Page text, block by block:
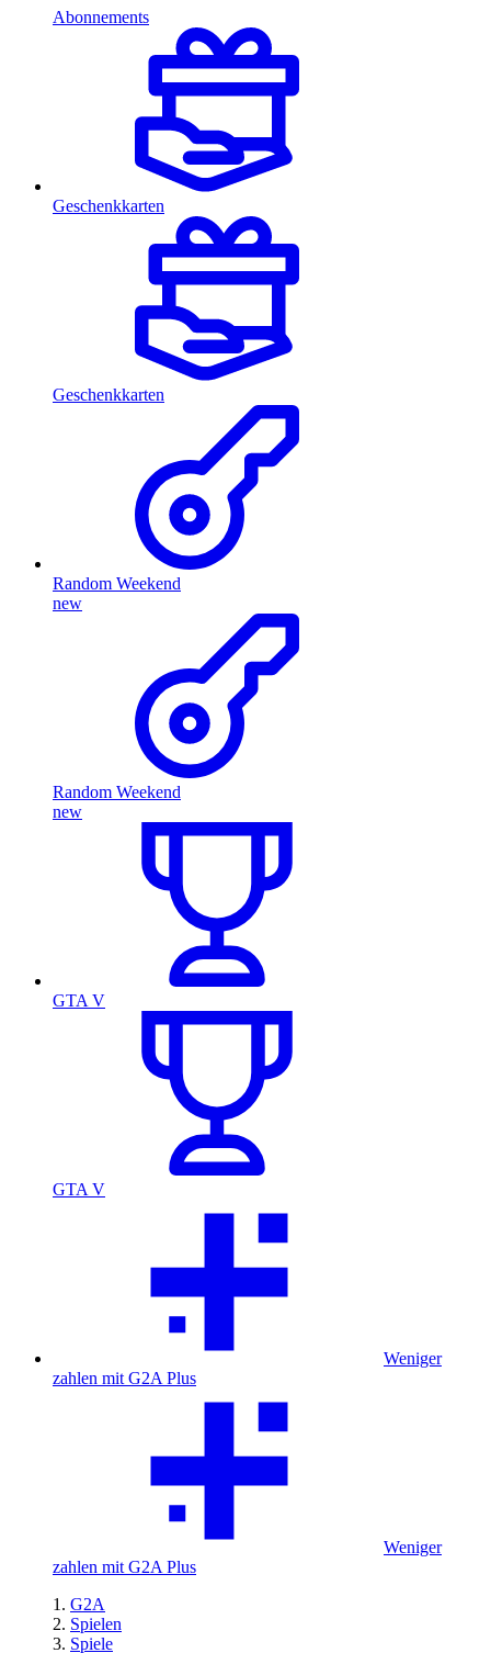
Abonnements
Geschenkkarten
Geschenkkarten
Random Weekend
new
Random Weekend
new
GTA V
GTA V
Weniger
zahlen mit G2A Plus
Weniger
zahlen mit G2A Plus
G2A
Spielen
Spiele